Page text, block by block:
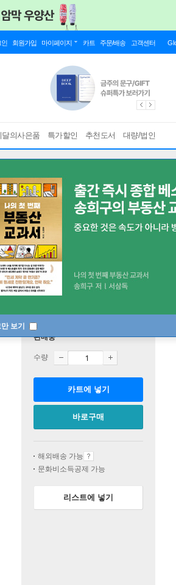
인 회원가입 마이페이지 카트 주문/배송 고객센터
달의사은품 특가할인 추천도서 대량/법인
보기
아야 할 것들
판매중
수량
카트에 넣기
바로구매
해외배송 가능
문화비소득공제 가능
리스트에 넣기